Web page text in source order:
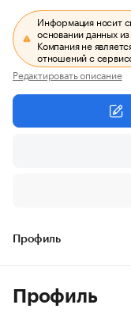
Информация носит
основании данных
Компания не
отношений с
Редактировать описание
Профиль
Профиль